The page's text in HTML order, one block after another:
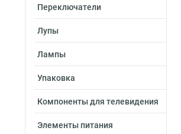
Переключатели
Лупы
Лампы
Упаковка
Компоненты для телевидения
Элементы питания